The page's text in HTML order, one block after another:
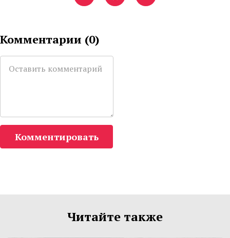
Комментарии (0)
Комментировать
Читайте также